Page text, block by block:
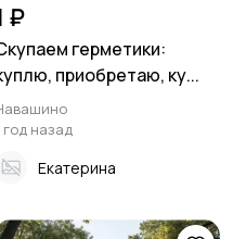
₽
герметики:
приобретаю, ку...
год назад
Екатерина